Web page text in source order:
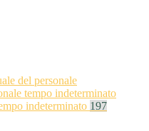
del personale
tempo indeterminato
indeterminato 197